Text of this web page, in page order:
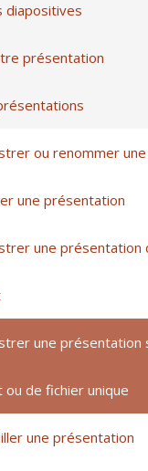
diapositives
présentation
ou renommer
une présentation
une présentation
une présentation
ou de fichier unique
une présentation